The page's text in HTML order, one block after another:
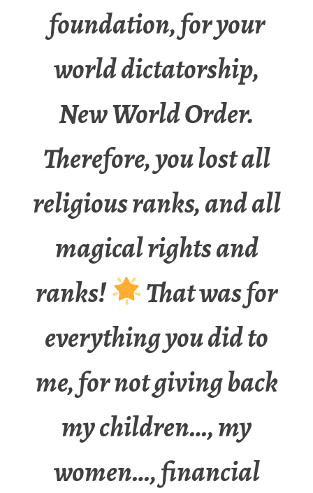
foundation, for your
world dictatorship,
New World Order.
Therefore, you lost all
religious ranks, and all
magical rights and
ranks!
That was for
everything you did to
me, for not giving back
my children…, my
women…, financial